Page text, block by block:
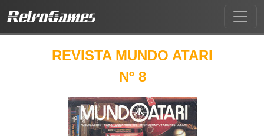
REVISTA MUNDO ATARI
Nº 8